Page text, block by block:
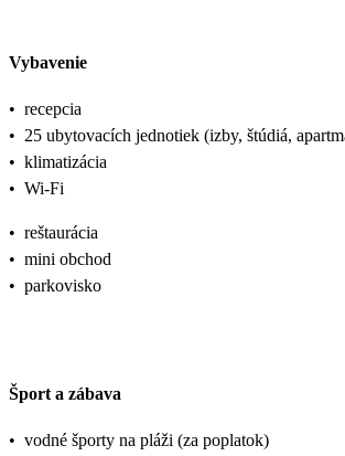
Vybavenie
• recepcia
• 25 ubytovacích jednotiek (izby, štúdiá,
• klimatizácia
• Wi-Fi
• reštaurácia
• mini obchod
• parkovisko
Šport a zábava
• vodné športy na pláži (za poplatok)